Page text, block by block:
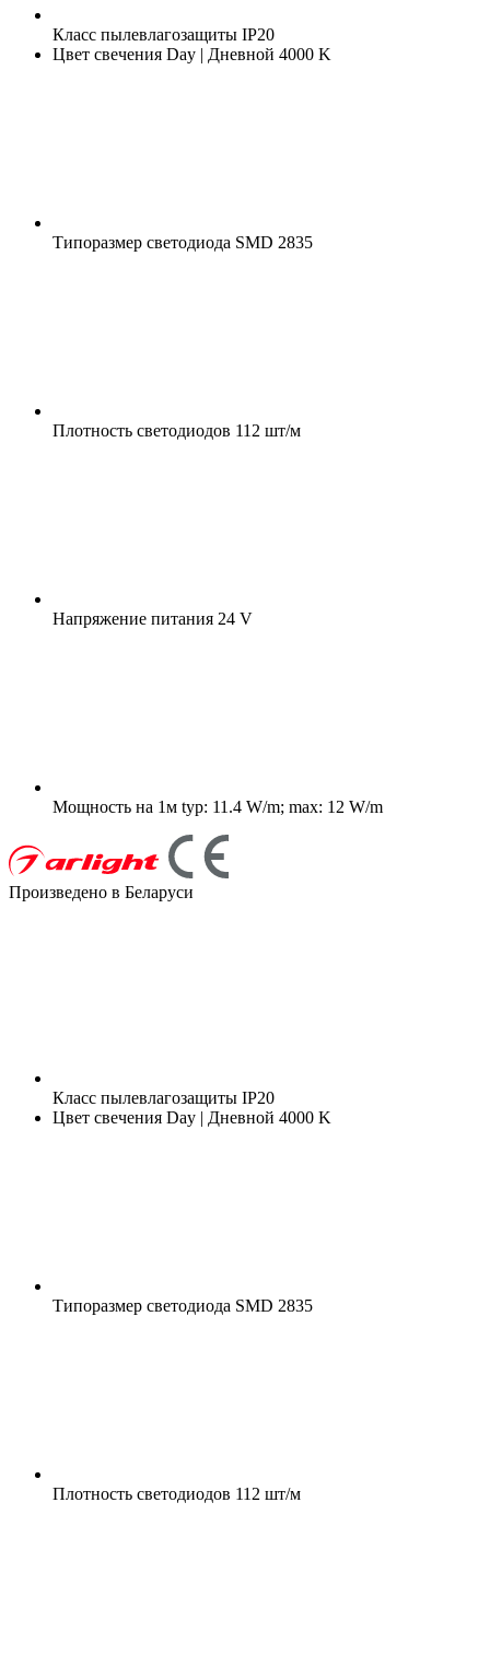
Класс пылевлагозащиты IP20
Цвет свечения Day | Дневной 4000 K
Типоразмер светодиода SMD 2835
Плотность светодиодов 112 шт/м
Напряжение питания 24 V
Мощность на 1м typ: 11.4 W/m; max: 12 W/m
Произведено в Беларуси
Класс пылевлагозащиты IP20
Цвет свечения Day | Дневной 4000 K
Типоразмер светодиода SMD 2835
Плотность светодиодов 112 шт/м